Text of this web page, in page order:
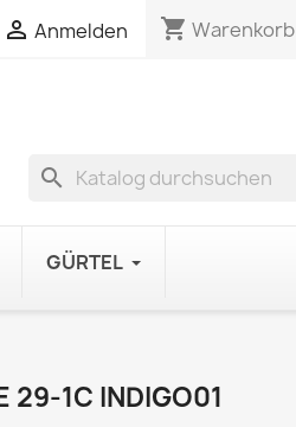
 Anmelden shopping_cart Warenkorb
search
GÜRTEL
29-1C INDIGO01